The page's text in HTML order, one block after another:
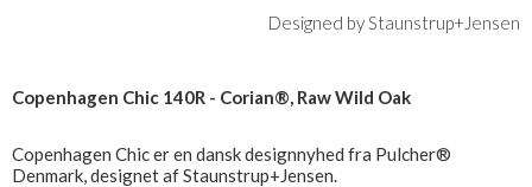
Designed by Staunstrup+Jensen
Copenhagen Chic 140R - Corian®, Raw Wild Oak
Copenhagen Chic er en dansk designnyhed fra Pulcher®
Denmark, designet af Staunstrup+Jensen.